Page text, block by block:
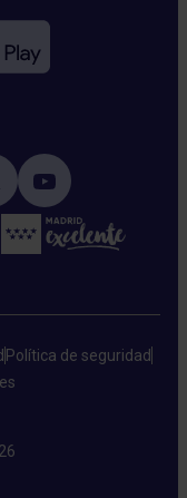
Política de seguridad